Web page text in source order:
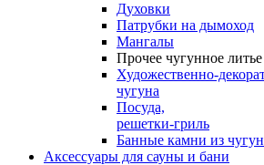
Духовки
Патрубки на дымоход
Мангалы
Прочее чугунное литье
Художественно-
чугуна
Посуда,
решетки-гриль
Банные камни из
Аксессуары для сауны и бани